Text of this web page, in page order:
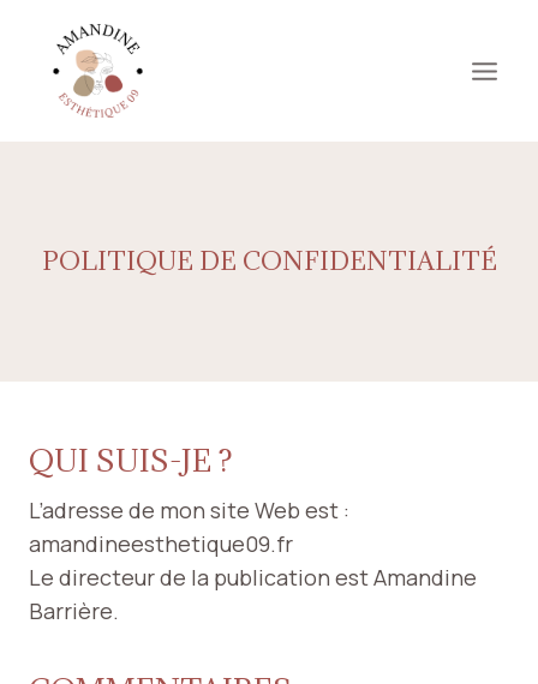
contenu
POLITIQUE DE CONFIDENTIALITÉ
QUI SUIS-JE ?
L’adresse de mon site Web est :
amandineesthetique09.fr
Le directeur de la publication est Amandine
Barrière.